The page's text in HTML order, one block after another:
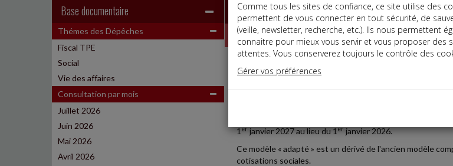
Base documentaire
Thémes des Dépêches
Fiscal TPE
Social
Vie des affaires
Consultation par mois
Juillet 2026
Juin 2026
Mai 2026
Avril 2026
Dépêches
Date: 2025-09-01
PROLONGATION POUR LE MODÈLE DE
Un arrêté du 11 août 2025 permet aux employeurs
1erjanvier 2027 au lieu du 1erjanvier 2026.
Ce modèle « adapté » est un dérivé de l'ancien modèle
cotisations sociales.
Comme tous les sites de confiance, ce site utilise des
permettent de vous connecter en tout sécurité, de
(veille, newsletter, recherche, etc.). Ils nous permettent
connaitre pour mieux vous servir et vous proposer des
attentes. Vous conserverez toujours le contrôle des
Gérer vos préférences